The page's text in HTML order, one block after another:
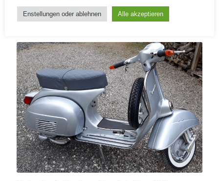
Enstellungen oder ablehnen Alle akzeptieren